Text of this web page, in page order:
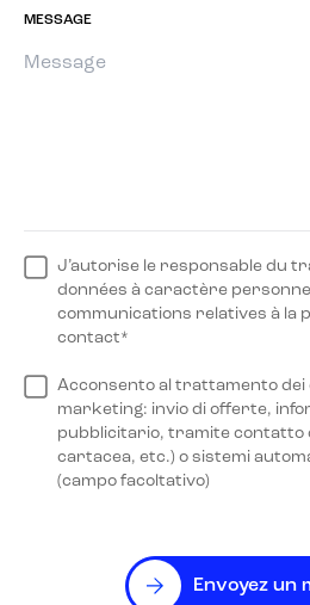
MESSAGE
J’autorise le responsable du
données à caractère
communications relatives à la
contact*
Acconsento al trattamento dei
marketing: invio di offerte,
pubblicitario, tramite contatto
cartacea, etc.) o sistemi
(campo facoltativo)
Envoyez un